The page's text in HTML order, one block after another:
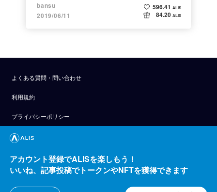
bansu
2019/06/11
596.41 ALIS
84.20 ALIS
よくある質問・問い合わせ
利用規約
プライバシーポリシー
公式アナウンス
技術ブログ
API
アカウント登録でALISを楽しもう！
いいね、記事投稿でトークンやNFTを獲得できます